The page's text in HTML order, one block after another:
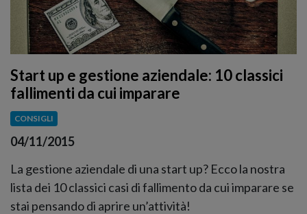
Start up e gestione aziendale: 10 classici
fallimenti da cui imparare
CONSIGLI
04/11/2015
La gestione aziendale di una start up? Ecco la nostra
lista dei 10 classici casi di fallimento da cui imparare se
stai pensando di aprire un’attività!